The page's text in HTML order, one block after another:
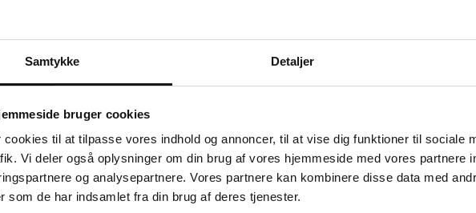
Samtykke Detaljer
bruger cookies
cookies til at tilpasse vores indhold og annoncer, til at vise dig funktioner til sociale
Vi deler også oplysninger om din brug af vores hjemmeside med vores partnere
og analysepartnere. Vores partnere kan kombinere disse data med
som de har indsamlet fra din brug af deres tjenester.
på 120 kg og en løftehøjde fra 9,5 til 105
kompakt og nem at bruge, hvilket gør den